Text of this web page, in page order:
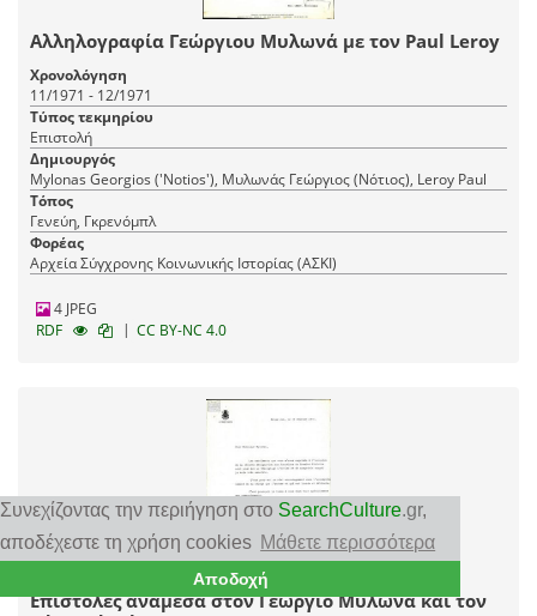
Συνεχίζοντας την περιήγηση στο SearchCulture.gr,
αποδέχεστε τη χρήση cookies Μάθετε περισσότερα
Αποδοχή
Αλληλογραφία Γεώργιου Μυλωνά με τον Paul Leroy
Χρονολόγηση
11/1971 - 12/1971
Τύπος τεκμηρίου
Επιστολή
Δημιουργός
Mylonas Georgios ('Notios'), Μυλωνάς Γεώργιος (Νότιος), Leroy Paul
Τόπος
Γενεύη, Γκρενόμπλ
Φορέας
Αρχεία Σύγχρονης Κοινωνικής Ιστορίας (ΑΣΚΙ)
4 JPEG
RDF
| CC BY-NC 4.0
Επιστολές ανάμεσα στον Γεώργιο Μυλωνά και τον